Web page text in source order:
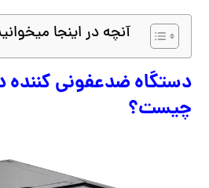
آنچه در اینجا
دستگاه ضدعفونی
چیست؟